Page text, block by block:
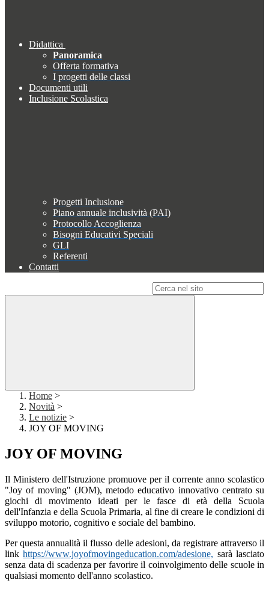
Didattica
Panoramica
Offerta formativa
I progetti delle classi
Documenti utili
Inclusione Scolastica
Progetti Inclusione
Piano annuale inclusività (PAI)
Protocollo Accoglienza
Bisogni Educativi Speciali
GLI
Referenti
Contatti
Home >
Novità >
Le notizie >
JOY OF MOVING
JOY OF MOVING
Il Ministero dell'Istruzione promuove per il corrente anno scolastico
"Joy of moving" (JOM), metodo educativo innovativo centrato su
giochi di movimento ideati per le fasce di età della Scuola
dell'Infanzia e della Scuola Primaria, al fine di creare le condizioni di
sviluppo motorio, cognitivo e sociale del bambino.
Per questa annualità il flusso delle adesioni, da registrare attraverso il
linkhttps://www.joyofmovingeducation.com/adesione, sarà lasciato
senza data di scadenza per favorire il coinvolgimento delle scuole in
qualsiasi momento dell'anno scolastico.